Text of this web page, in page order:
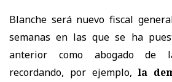
Blanche será nuevo fiscal
semanas en las que se ha
anterior como abogado de
recordando, por ejemplo,la